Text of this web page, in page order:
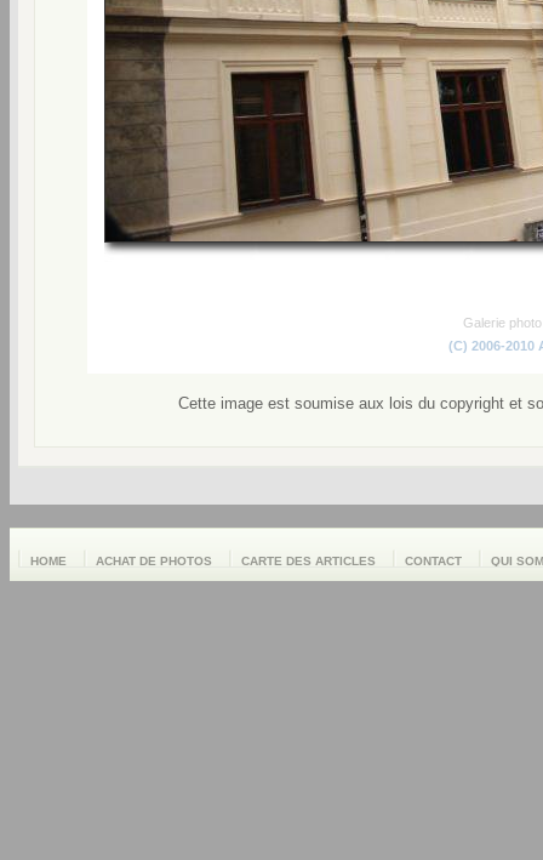
Galerie
(C) 2006-2010
Cette image est soumise aux lois du copyright et
HOME ACHAT DE PHOTOS CARTE DES ARTICLES CONTACT QUI